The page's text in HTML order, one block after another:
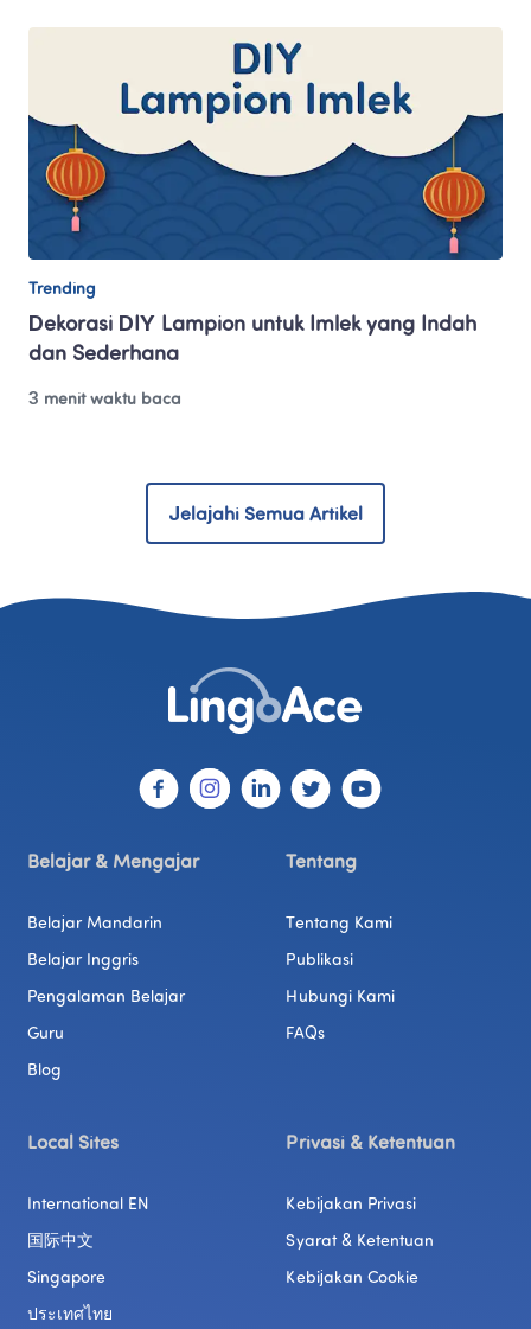
Trending
Dekorasi DIY Lampion untuk Imlek yang Indah
dan Sederhana
3 menit waktu baca
Jelajahi Semua Artikel
Belajar & Mengajar
Belajar Mandarin
Belajar Inggris
Pengalaman Belajar
Guru
Blog
Tentang
Tentang Kami
Publikasi
Hubungi Kami
FAQs
Local Sites
International EN
国际中文
Singapore
ประเทศไทย
Privasi & Ketentuan
Kebijakan Privasi
Syarat & Ketentuan
Kebijakan Cookie